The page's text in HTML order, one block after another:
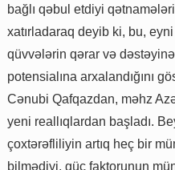
bağlı qəbul etdiyi
xatırladaraq deyib ki, bu,
qüvvələrin qərar və
potensialına arxalandığını
Cənubi Qafqazdan, məhz
yeni reallıqlardan başladı.
çoxtərəfliliyin artıq heç bir
bilmədiyi, güc faktorunun